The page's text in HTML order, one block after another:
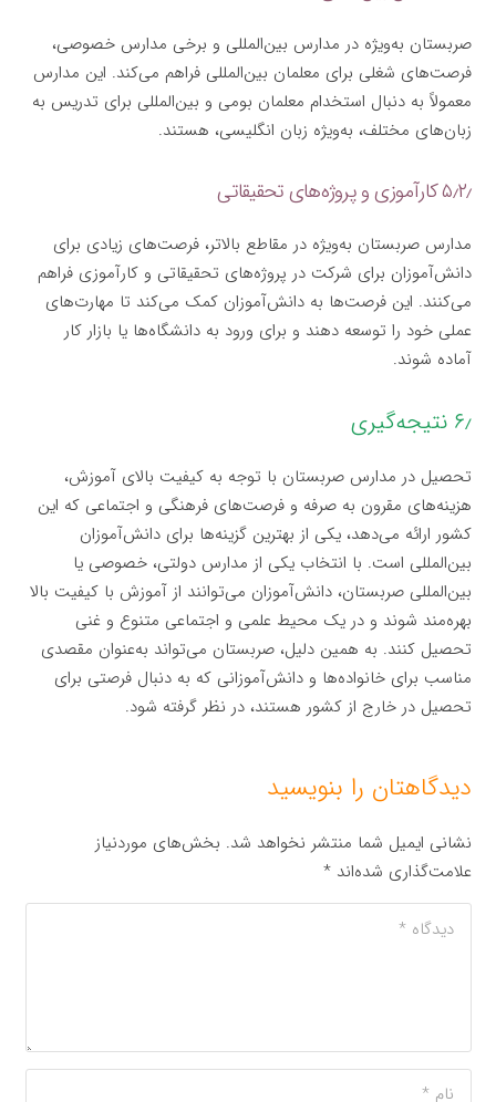
صربستان به‌ویژه در مدارس بین‌المللی و برخی مدارس خصوصی،
فرصت‌های شغلی برای معلمان بین‌المللی فراهم می‌کند. این مدارس
معمولاً به دنبال استخدام معلمان بومی و بین‌المللی برای تدریس به
زبان‌های مختلف، به‌ویژه زبان انگلیسی، هستند.
۵٫۲٫ کارآموزی و پروژه‌های تحقیقاتی
مدارس صربستان به‌ویژه در مقاطع بالاتر، فرصت‌های زیادی برای
دانش‌آموزان برای شرکت در پروژه‌های تحقیقاتی و کارآموزی فراهم
می‌کنند. این فرصت‌ها به دانش‌آموزان کمک می‌کند تا مهارت‌های
عملی خود را توسعه دهند و برای ورود به دانشگاه‌ها یا بازار کار
آماده شوند.
۶٫ نتیجه‌گیری
تحصیل در مدارس صربستان با توجه به کیفیت بالای آموزش،
هزینه‌های مقرون به صرفه و فرصت‌های فرهنگی و اجتماعی که این
کشور ارائه می‌دهد، یکی از بهترین گزینه‌ها برای دانش‌آموزان
بین‌المللی است. با انتخاب یکی از مدارس دولتی، خصوصی یا
بین‌المللی صربستان، دانش‌آموزان می‌توانند از آموزش با کیفیت بالا
بهره‌مند شوند و در یک محیط علمی و اجتماعی متنوع و غنی
تحصیل کنند. به همین دلیل، صربستان می‌تواند به‌عنوان مقصدی
مناسب برای خانواده‌ها و دانش‌آموزانی که به دنبال فرصتی برای
تحصیل در خارج از کشور هستند، در نظر گرفته شود.
دیدگاهتان را بنویسید
نشانی ایمیل شما منتشر نخواهد شد. بخش‌های موردنیاز
علامت‌گذاری شده‌اند*